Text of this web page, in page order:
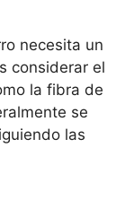
necesita un
considerar el
la fibra de
se
las